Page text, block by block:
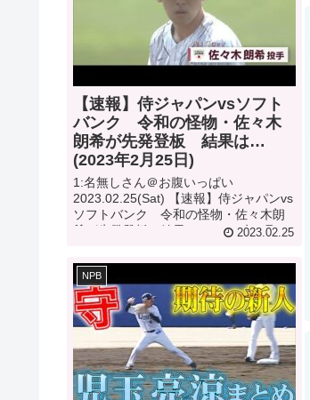
【速報】侍ジャパンvsソフト
バンク 令和の怪物・佐々木
朗希が先発登板 結果は…
(2023年2月25日)
1:名無しさん＠お腹いっぱい
2023.02.25(Sat) 【速報】侍ジャパンvs
ソフトバンク 令和の怪物・佐々木朗
希が先発登板 結果は…(2023年2月25
ん＠お腹いっぱい2023.02.25(...
2023.02.25
NPB